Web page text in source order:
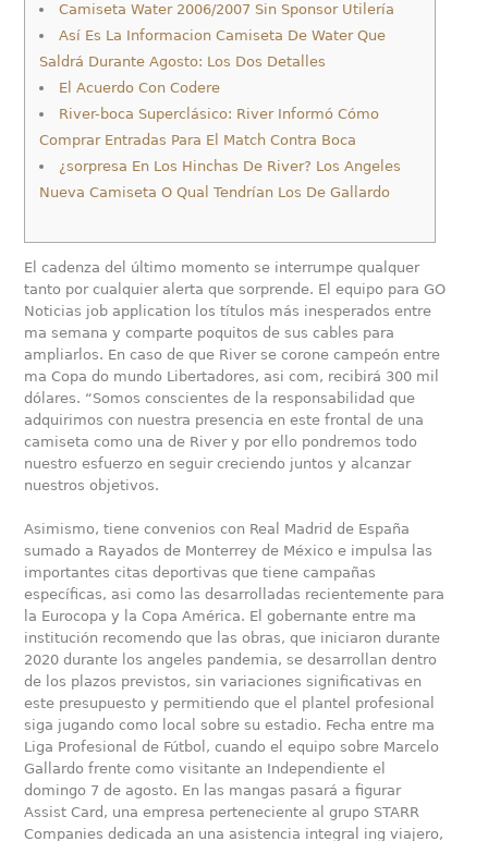
Camiseta Water 2006/2007 Sin Sponsor Utilería
Así Es La Informacion Camiseta De Water Que
Saldrá Durante Agosto: Los Dos Detalles
El Acuerdo Con Codere
River-boca Superclásico: River Informó Cómo
Comprar Entradas Para El Match Contra Boca
¿sorpresa En Los Hinchas De River? Los Angeles
Nueva Camiseta O Qual Tendrían Los De Gallardo
El cadenza del último momento se interrumpe qualquer
tanto por cualquier alerta que sorprende. El equipo para GO
Noticias job application los títulos más inesperados entre
ma semana y comparte poquitos de sus cables para
ampliarlos. En caso de que River se corone campeón entre
ma Copa do mundo Libertadores, asi com, recibirá 300 mil
dólares. “Somos conscientes de la responsabilidad que
adquirimos con nuestra presencia en este frontal de una
camiseta como una de River y por ello pondremos todo
nuestro esfuerzo en seguir creciendo juntos y alcanzar
nuestros objetivos.
Asimismo, tiene convenios con Real Madrid de España
sumado a Rayados de Monterrey de México e impulsa las
importantes citas deportivas que tiene campañas
específicas, asi como las desarrolladas recientemente para
la Eurocopa y la Copa América. El gobernante entre ma
institución recomendo que las obras, que iniciaron durante
2020 durante los angeles pandemia, se desarrollan dentro
de los plazos previstos, sin variaciones significativas en
este presupuesto y permitiendo que el plantel profesional
siga jugando como local sobre su estadio. Fecha entre ma
Liga Profesional de Fútbol, cuando el equipo sobre Marcelo
Gallardo frente como visitante an Independiente el
domingo 7 de agosto. En las mangas pasará a figurar
Assist Card, una empresa perteneciente al grupo STARR
Companies dedicada an una asistencia integral ing viajero,